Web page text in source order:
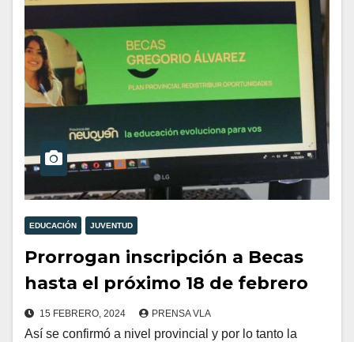
EDUCACIÓN JUVENTUD
Prorrogan inscripción a Becas
hasta el próximo 18 de febrero
15 FEBRERO, 2024 PRENSA VLA
Así se confirmó a nivel provincial y por lo tanto la